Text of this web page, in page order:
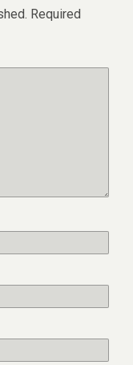
Required